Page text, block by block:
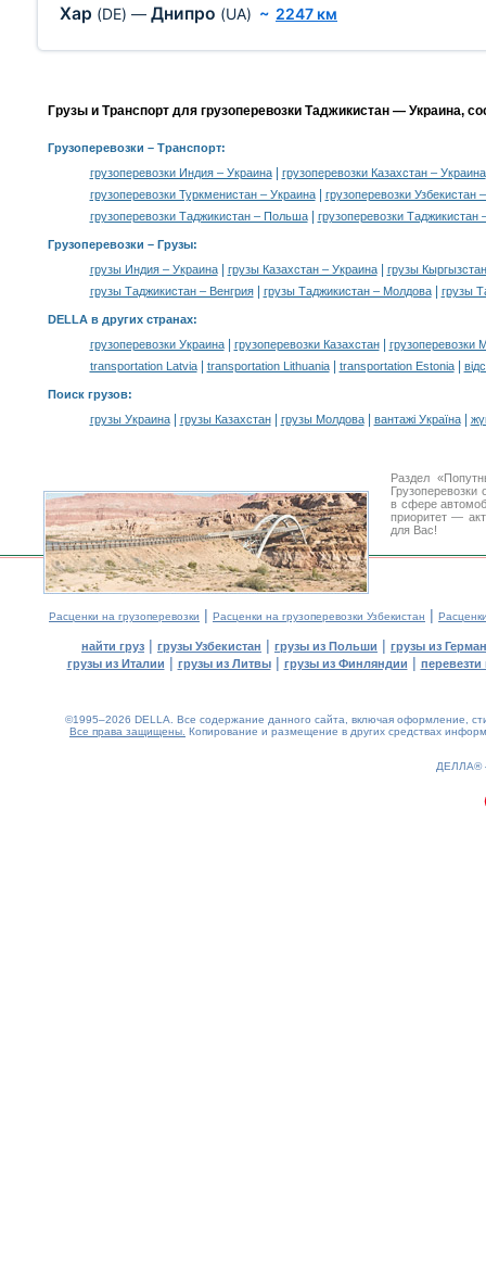
Хар (DE) — Днипро (UA) ~ 2247 км
Грузы и Транспорт для грузоперевозки Таджикистан — Украина,
Грузоперевозки – Транспорт:
грузоперевозки Индия – Украина| грузоперевозки Казахстан – Украина
грузоперевозки Туркменистан – Украина|
грузоперевозки Узбекистан
грузоперевозки Таджикистан – Польша| грузоперевозки
Грузоперевозки – Грузы:
грузы Индия – Украина| грузы Казахстан – Украина|
грузы
грузы Таджикистан – Венгрия| грузы Таджикистан – Молдова| грузы
DELLA в других странах:
грузоперевозки Украина| грузоперевозки Казахстан|
грузоперевозки
transportation Latvia| transportation Lithuania| transportation Estonia|
Поиск грузов:
грузы Украина| грузы Казахстан| грузы Молдова| вантажі Україна|
Раздел
в сфере
приоритет —
для Вас!
Расценки на грузоперевозки | Расценки на грузоперевозки Узбекистан |
найти груз | грузы Узбекистан | грузы из Польши | грузы из
грузы из Италии | грузы из Литвы| грузы из Финляндии | перевезти
©1995–2026 DELLA. Все содержание данного сайта, включая оформление,
Все права защищены. Копирование и размещение в других средствах